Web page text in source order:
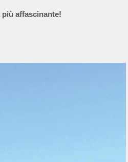
affascinante!